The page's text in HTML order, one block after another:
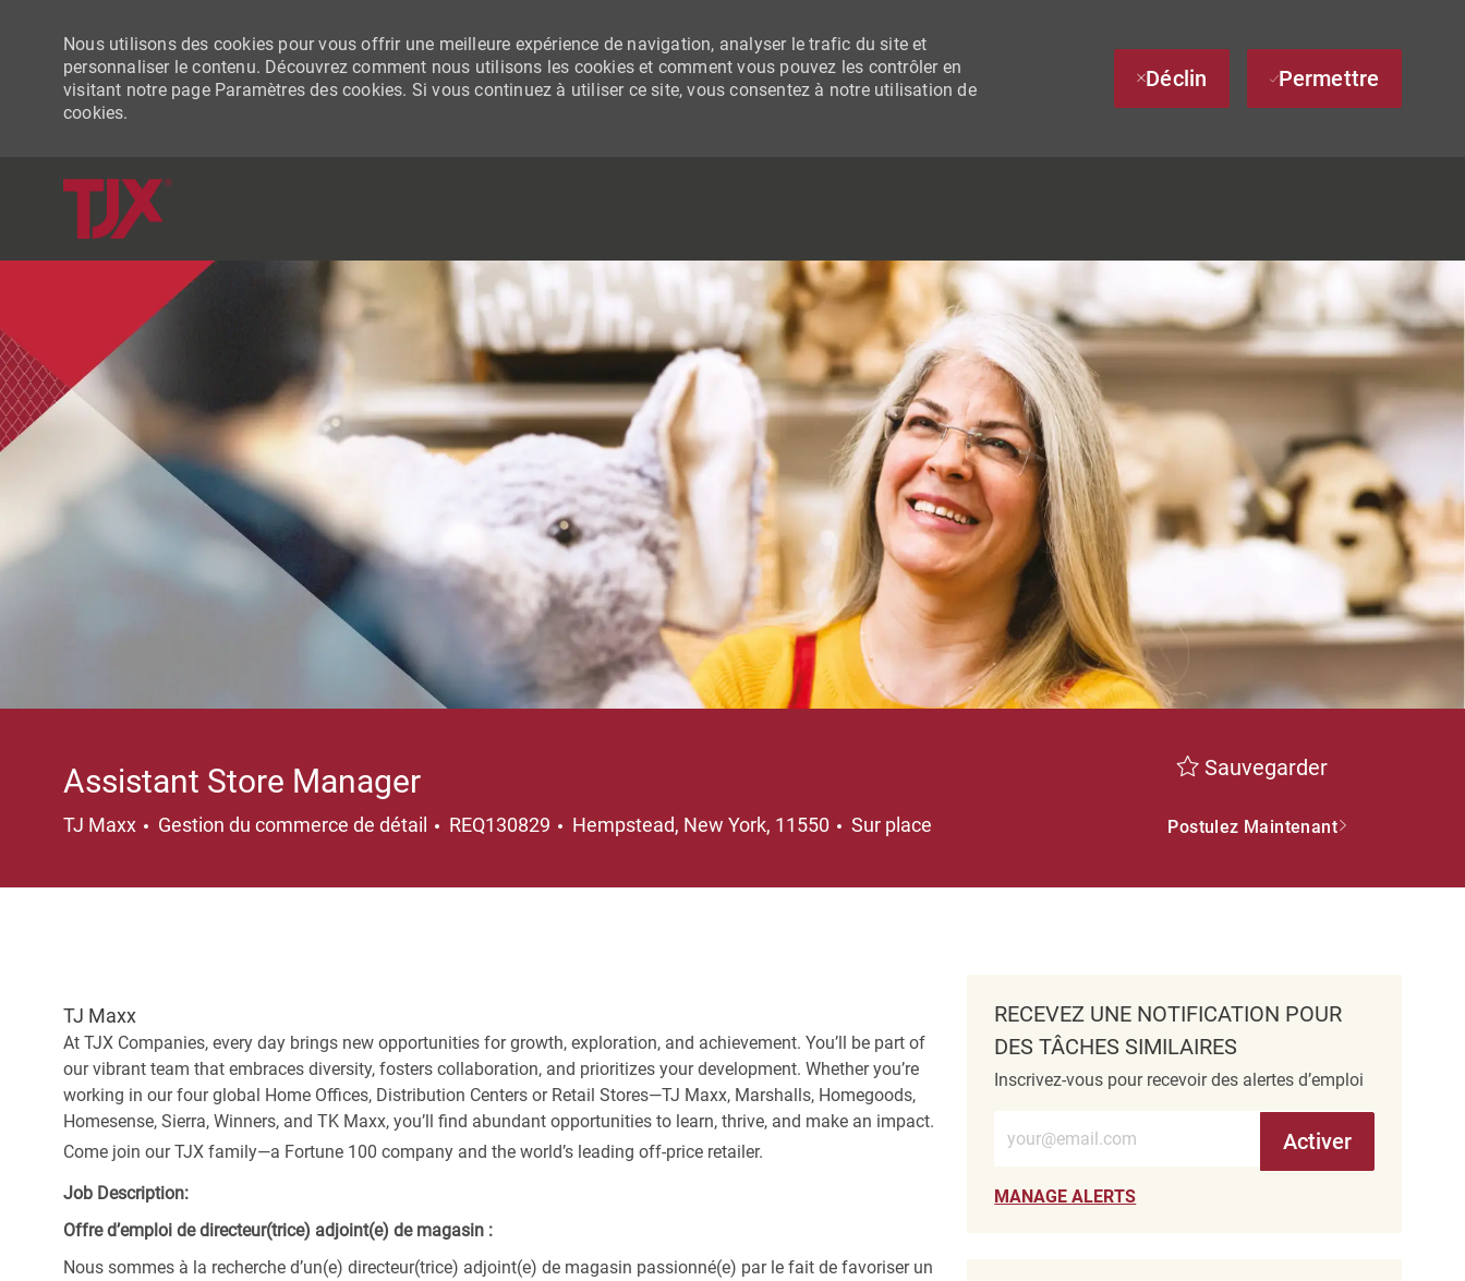
Nous utilisons des cookies pour vous offrir une meilleure expérience de navigation, analyser le trafic du site et
personnaliser le contenu. Découvrez comment nous utilisons les cookies et comment vous pouvez les contrôler en
visitant notre page Paramètres des cookies. Si vous continuez à utiliser ce site, vous consentez à notre utilisation de
cookies.
Déclin Permettre
Assistant Store Manager
TJ Maxx Catégorie
Gestion du commerce de détail REQ130829 Emplacement
Hempstead, New York, 11550 Sur place
Sauvegarder
Postulez Maintenant
TJ Maxx
At TJX Companies, every day brings new opportunities for growth, exploration, and achievement. You’ll be part of
our vibrant team that embraces diversity, fosters collaboration, and prioritizes your development. Whether you’re
working in our four global Home Offices, Distribution Centers or Retail Stores—TJ Maxx, Marshalls, Homegoods,
Homesense, Sierra, Winners, and TK Maxx, you’ll find abundant opportunities to learn, thrive, and make an impact.
Come join our TJX family—a Fortune 100 company and the world’s leading off-price retailer.
Job Description:
Offre d’emploi de directeur(trice) adjoint(e) de magasin :
Nous sommes à la recherche d’un(e) directeur(trice) adjoint(e) de magasin passionné(e) par le fait de favoriser un
RECEVEZ UNE NOTIFICATION POUR
DES TÂCHES SIMILAIRES
Inscrivez-vous pour recevoir des alertes d’emploi
Entrez l’adresse e-mail (obligatoire)
Activer
MANAGE ALERTS